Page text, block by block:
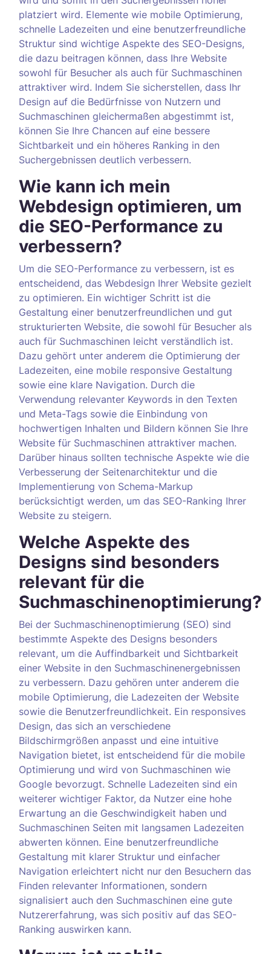
platziert wird. Elemente wie mobile Optimierung,
schnelle Ladezeiten und eine benutzerfreundliche
Struktur sind wichtige Aspekte des SEO-Designs,
die dazu beitragen können, dass Ihre Website
sowohl für Besucher als auch für Suchmaschinen
attraktiver wird. Indem Sie sicherstellen, dass Ihr
Design auf die Bedürfnisse von Nutzern und
Suchmaschinen gleichermaßen abgestimmt ist,
können Sie Ihre Chancen auf eine bessere
Sichtbarkeit und ein höheres Ranking in den
Suchergebnissen deutlich verbessern.
Wie kann ich mein
Webdesign optimieren, um
die SEO-Performance zu
verbessern?
Um die SEO-Performance zu verbessern, ist es
entscheidend, das Webdesign Ihrer Website gezielt
zu optimieren. Ein wichtiger Schritt ist die
Gestaltung einer benutzerfreundlichen und gut
strukturierten Website, die sowohl für Besucher als
auch für Suchmaschinen leicht verständlich ist.
Dazu gehört unter anderem die Optimierung der
Ladezeiten, eine mobile responsive Gestaltung
sowie eine klare Navigation. Durch die
Verwendung relevanter Keywords in den Texten
und Meta-Tags sowie die Einbindung von
hochwertigen Inhalten und Bildern können Sie Ihre
Website für Suchmaschinen attraktiver machen.
Darüber hinaus sollten technische Aspekte wie die
Verbesserung der Seitenarchitektur und die
Implementierung von Schema-Markup
berücksichtigt werden, um das SEO-Ranking Ihrer
Website zu steigern.
Welche Aspekte des
Designs sind besonders
relevant für die
Suchmaschinenoptimierung?
Bei der Suchmaschinenoptimierung (SEO) sind
bestimmte Aspekte des Designs besonders
relevant, um die Auffindbarkeit und Sichtbarkeit
einer Website in den Suchmaschinenergebnissen
zu verbessern. Dazu gehören unter anderem die
mobile Optimierung, die Ladezeiten der Website
sowie die Benutzerfreundlichkeit. Ein responsives
Design, das sich an verschiedene
Bildschirmgrößen anpasst und eine intuitive
Navigation bietet, ist entscheidend für die mobile
Optimierung und wird von Suchmaschinen wie
Google bevorzugt. Schnelle Ladezeiten sind ein
weiterer wichtiger Faktor, da Nutzer eine hohe
Erwartung an die Geschwindigkeit haben und
Suchmaschinen Seiten mit langsamen Ladezeiten
abwerten können. Eine benutzerfreundliche
Gestaltung mit klarer Struktur und einfacher
Navigation erleichtert nicht nur den Besuchern das
Finden relevanter Informationen, sondern
signalisiert auch den Suchmaschinen eine gute
Nutzererfahrung, was sich positiv auf das SEO-
Ranking auswirken kann.